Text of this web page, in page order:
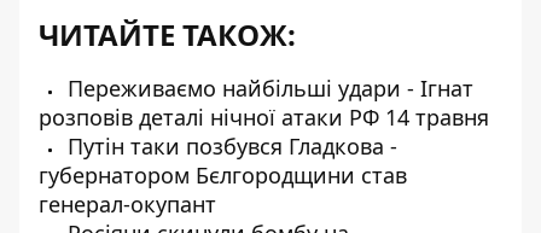
ЧИТАЙТЕ ТАКОЖ:
Переживаємо найбільші удари - Ігнат
розповів деталі нічної атаки РФ 14 травня
Путін таки позбувся Гладкова -
губернатором Бєлгородщини став
генерал-окупант